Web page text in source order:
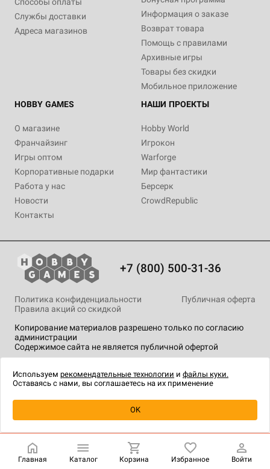
Уведомить о наличии
Способы оплаты
Службы доставки
Адреса магазинов
Информация о заказе
Возврат товара
Помощь с правилами
Архивные игры
Товары без скидки
Мобильное приложение
HOBBY GAMES
О магазине
Франчайзинг
Игры оптом
Корпоративные подарки
Работа у нас
Новости
Контакты
НАШИ ПРОЕКТЫ
Hobby World
Игрокон
Warforge
Мир фантастики
Берсерк
CrowdRepublic
+7 (800) 500-31-36
Копирование материалов разрешено только по согласию
администрации
Содержимое сайта не является публичной офертой
Политика конфиденциальности
Публичная оферта
Правила акций со скидкой
технологии.
Главная Каталог Корзина Избранное Войти
Используем рекомендательные технологии и файлы куки.
Оставаясь с нами, вы соглашаетесь на их применение
OK